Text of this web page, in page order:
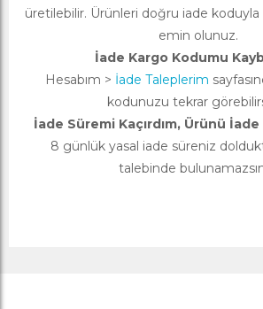
üretilebilir. Ürünleri doğru iade
emin olunuz.
İade Kargo Kodumu
Hesabım > İade Taleplerim
kodunuzu tekrar
İade Süremi Kaçırdım, Ürünü
8 günlük yasal iade süreniz
talebinde